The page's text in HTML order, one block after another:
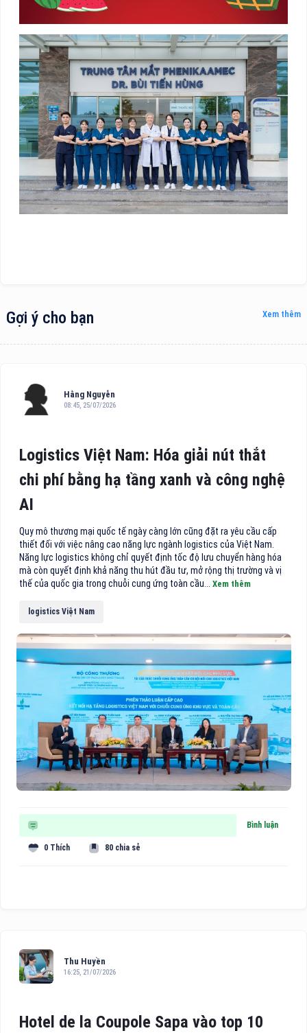
Gợi ý cho bạn Xem thêm
Hằng Nguyễn
08:45, 25/07/2026
Logistics Việt Nam: Hóa giải nút thắt
chi phí bằng hạ tầng xanh và công nghệ
AI
Quy mô thương mại quốc tế ngày càng lớn cũng đặt ra yêu cầu cấp
thiết đối với việc nâng cao năng lực ngành logistics của Việt Nam.
Năng lực logistics không chỉ quyết định tốc độ lưu chuyển hàng hóa
mà còn quyết định khả năng thu hút đầu tư, mở rộng thị trường và vị
thế của quốc gia trong chuỗi cung ứng toàn cầu... Xem thêm
logistics Việt Nam
Bình luận
0 Thích 80 chia sẻ
Thu Huyền
16:25, 21/07/2026
Hotel de la Coupole Sapa vào top 10